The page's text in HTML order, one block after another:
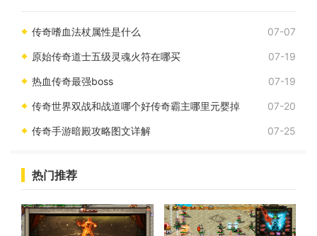
传奇嗜血法杖属性是什么 07-07
原始传奇道士五级灵魂火符在哪买 07-19
热血传奇最强boss 07-19
传奇世界双战和战道哪个好传奇霸主哪里元婴掉 07-20
传奇手游暗殿攻略图文详解 07-25
热门推荐